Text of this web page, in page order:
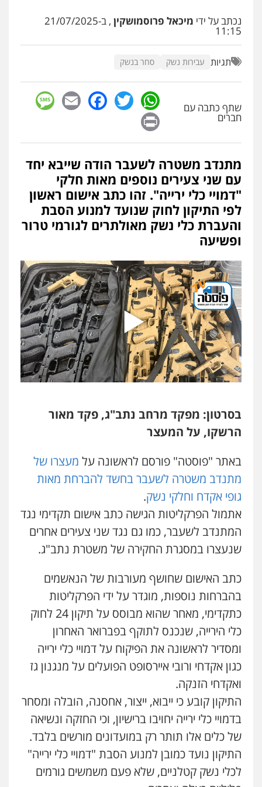
עו"ד שלומי שרון
עו"ד אלון קריטי
כלכלי אלימות סמים מעצרים
0525544654
פלילי פשיעה חמורה מעצרים וחקירות
קטינים
0538788878
עו"ד שלי גורביץ – לוי
משפט פלילי פשיעה חמורה מעצרים
משרד עורכי דין חן ברוך
פלילי דיני תעבורה מעצרים וחקירות
0505078733
משרד עורכי דין טאי שרקי
פלילי אסירים תעבורה מרב"ד
0547556464
עו"ד אילן אלימלך
פלילי פשיעה חמורה
עו"ד שאדי נאטור
פלילי פשיעה חמורה
0509230800
גיל דביר – משרד עורכי דין
צווארון לבן
0506217771
סלימאן אבו שעירה – משרד עורכי דין
פלילי בטחוני צבאי נזיקין
0547780927
עו"ד אסף גונן
פלילי פשע חמור תעבורה צבא מעצרים
וחקירות
0542255161
גל דהן – משרד עורך דין פלילי
פלילי פשיעה חמורה סמים מעצרים
וחקירות
נכתב על ידי מיכאל פרוסמושקין , ב-21/07/2025
11:15
תגיות עבירות נשק סחר בנשק
שתף כתבה עם
חברים
WhatsApp
Twitter
Facebook
Email
מתנדב משטרה לשעבר הודה שייבא יחד
עם שני צעירים נוספים מאות חלקי
"דמויי כלי ירייה". זהו כתב אישום ראשון
לפי התיקון לחוק שנועד למנוע הסבת
והעברת כלי נשק מאולתרים לגורמי טרור
ופשיעה
בסרטון: מפקד מרחב נתב"ג, פקד מאור
הרשקו, על המעצר
באתר "פוסטה" פורסם לראשונה על מעצרו של
מתנדב משטרה לשעבר בחשד להברחת מאות
גופי אקדח וחלקי נשק.
אתמול הפרקליטות הגישה כתב אישום תקדימי נגד
המתנדב לשעבר, כמו גם נגד שני צעירים אחרים
שנעצרו במסגרת החקירה של משטרת נתב"ג.
כתב האישום שחושף מעורבות של הנאשמים
בהברחות נוספות, מוגדר על ידי הפרקליטות
כתקדימי, מאחר שהוא מבוסס על תיקון 24 לחוק
כלי הירייה, שנכנס לתוקף בפברואר האחרון
ומסדיר לראשונה את הפיקוח על דמויי כלי ירייה
כגון אקדחי ורובי איירסופט הפועלים על מנגנון גז
ואקדחי הזנקה.
התיקון קובע כי ייבוא, ייצור, אחסנה, הובלה ומסחר
בדמויי כלי ירייה יחויבו ברישיון, וכי החזקה ונשיאה
של כלים אלו תותר רק במועדונים מורשים בלבד.
התיקון נועד כמובן למנוע הסבת "דמויי כלי ירייה"
לכלי נשק קטלניים, שלא פעם משמשים גורמים